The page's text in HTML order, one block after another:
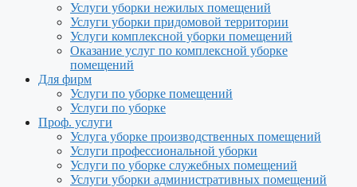
Услуги уборки нежилых помещений
Услуги уборки придомовой территории
Услуги комплексной уборки помещений
Оказание услуг по комплексной уборке
помещений
Для фирм
Услуги по уборке помещений
Услуги по уборке
Проф. услуги
Услуга уборке производственных помещений
Услуги профессиональной уборки
Услуги по уборке служебных помещений
Услуги уборки административных помещений